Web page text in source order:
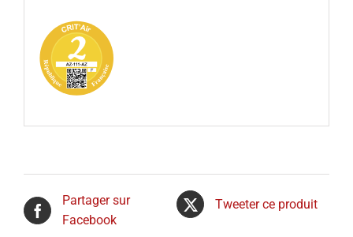
Partager sur
Facebook
Tweeter ce produit